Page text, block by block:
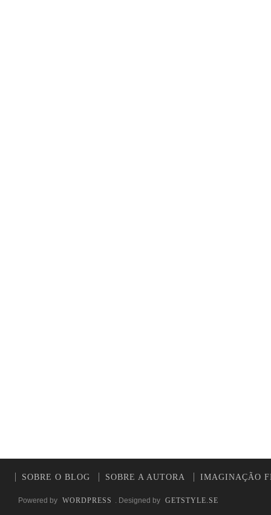
SOBRE O BLOG SOBRE A AUTORA IMAGINAÇÃO
Powered by WORDPRESS . Designed by GETSTYLE.SE